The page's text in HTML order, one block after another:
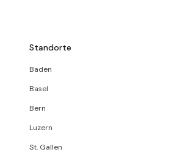
Standorte
Baden
Basel
Bern
Luzern
St. Gallen